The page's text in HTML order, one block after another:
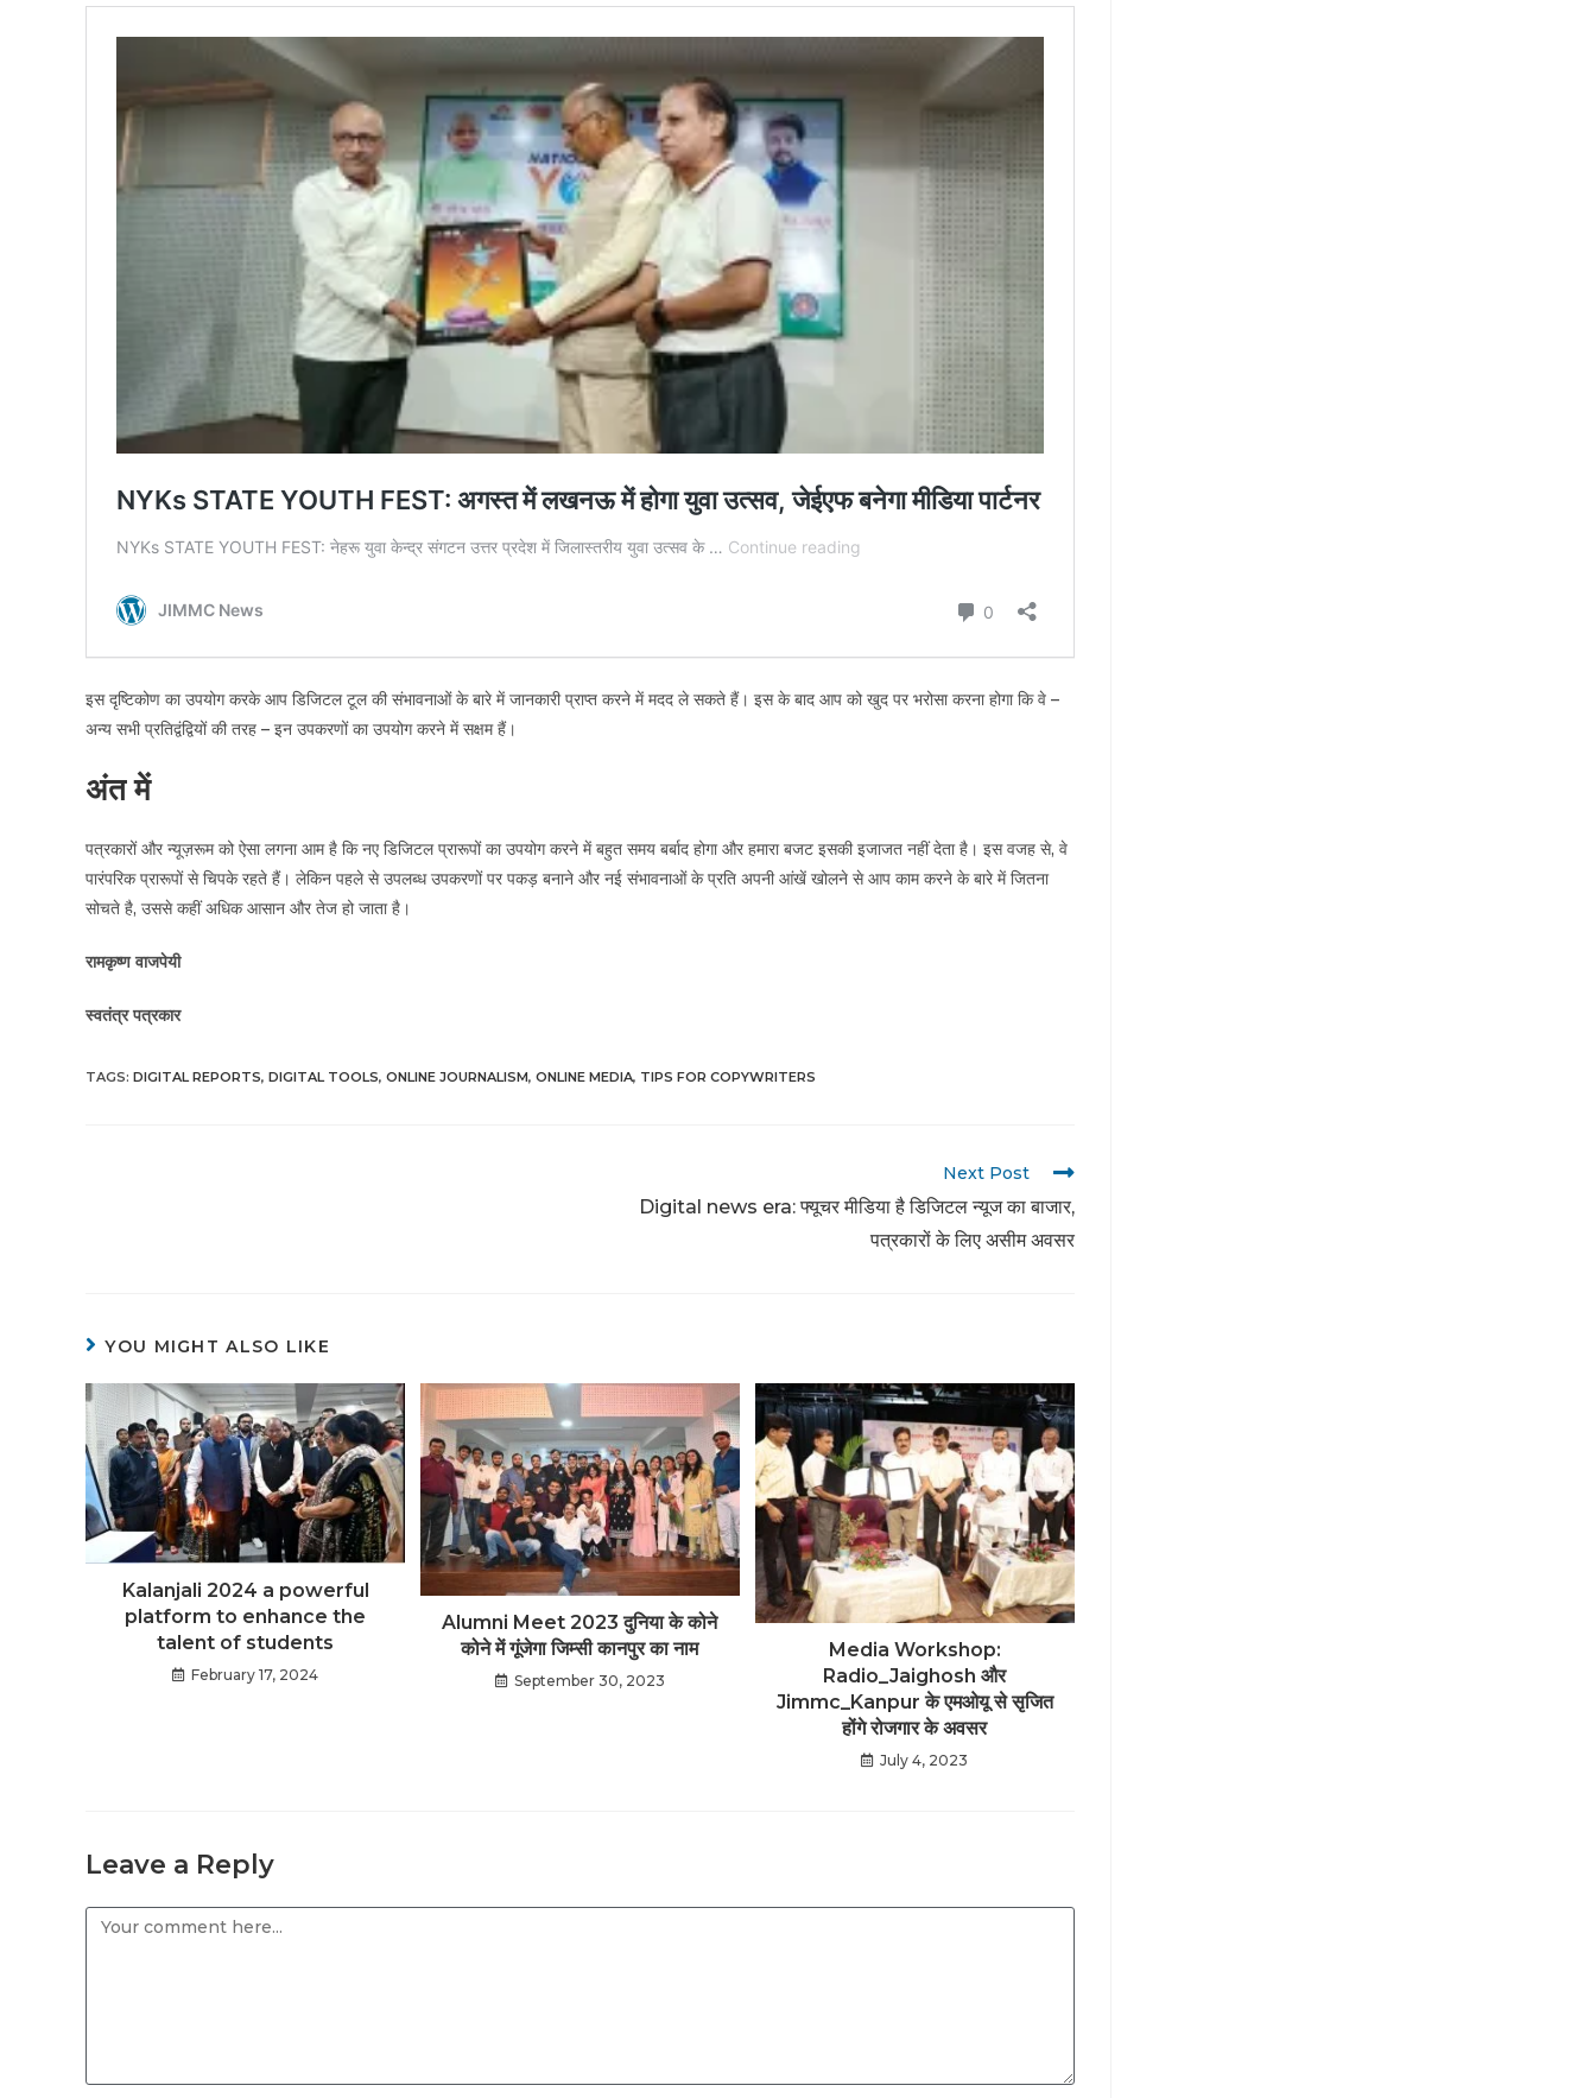
इस दृष्टिकोण का उपयोग करके आप डिजिटल टूल की संभावनाओं के बारे में जानकारी प्राप्त करने में मदद ले सकते हैं। इस के बाद आप को खुद पर भरोसा करना होगा कि वे –
अन्य सभी प्रतिद्वंद्वियों की तरह – इन उपकरणों का उपयोग करने में सक्षम हैं।
अंत में
पत्रकारों और न्यूज़रूम को ऐसा लगना आम है कि नए डिजिटल प्रारूपों का उपयोग करने में बहुत समय बर्बाद होगा और हमारा बजट इसकी इजाजत नहीं देता है। इस वजह से, वे
पारंपरिक प्रारूपों से चिपके रहते हैं। लेकिन पहले से उपलब्ध उपकरणों पर पकड़ बनाने और नई संभावनाओं के प्रति अपनी आंखें खोलने से आप काम करने के बारे में जितना
सोचते है, उससे कहीं अधिक आसान और तेज हो जाता है।
रामकृष्ण वाजपेयी
स्वतंत्र पत्रकार
TAGS: DIGITAL REPORTS, DIGITAL TOOLS, ONLINE JOURNALISM, ONLINE MEDIA, TIPS FOR COPYWRITERS
Next Post
Digital news era: फ्यूचर मीडिया है डिजिटल न्यूज का बाजार,
पत्रकारों के लिए असीम अवसर
YOU MIGHT ALSO LIKE
Kalanjali 2024 a powerful
platform to enhance the
talent of students
February 17, 2024
Alumni Meet 2023 दुनिया के कोने
कोने में गूंजेगा जिम्सी कानपुर का नाम
September 30, 2023
Media Workshop:
Radio_Jaighosh और
Jimmc_Kanpur के एमओयू से सृजित
होंगे रोजगार के अवसर
July 4, 2023
Leave a Reply